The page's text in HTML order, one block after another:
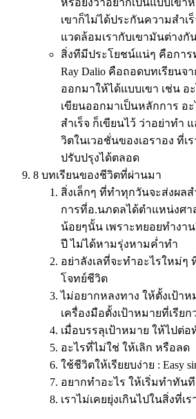
เขาก็ไม่ได้ประกันความสำเ
แวดล้อมเรากับเขามันต่างกั
สิ่งทีมีประโยชน์แน่ๆ คือกา
Ray Dalio คือถอดบทเรียนจ
ออกมาให้ได้แบบเขา เช่น อ
เขียนออกมาเป็นหลักการ อ
สำเร็จ ก็เขียนไว้ ว่าอย่าทำ
วิตในเวอชั่นของเอราอง ที่เ
ปรับปรุงได้ตลอด
8 บทเรียนของชีวิตที่ผ่านมา
สิ่งเล็กๆ ที่ทำทุกวันจะส่งผล
การที่อ.นภดลได้ตำแหน่งศา
น้อยๆนั้น เพราะทยอยทำงา
ปี ไม่ได้หามรุ่งหามค่ำทำ
อย่าลังเลที่จะทำอะไรใหม่ๆ
โจทย์ชีวิต
ไม่อยากหลงทาง ให้ตั้งเป้า
เครื่องมือตั้งเป้าหมายที่เรียก
เมื่อบรรลุเป้าหมาย ให้ไปต่
อะไรที่ไม่ใช่ ให้เลิก หรือลด
ใช้ชีวิตให้เรียยบง่าย : Easy
อยากทำอะไร ให้เริ่มทำทันที
เราไม่เคยยุ่งเกินไปในสิ่งที่เร